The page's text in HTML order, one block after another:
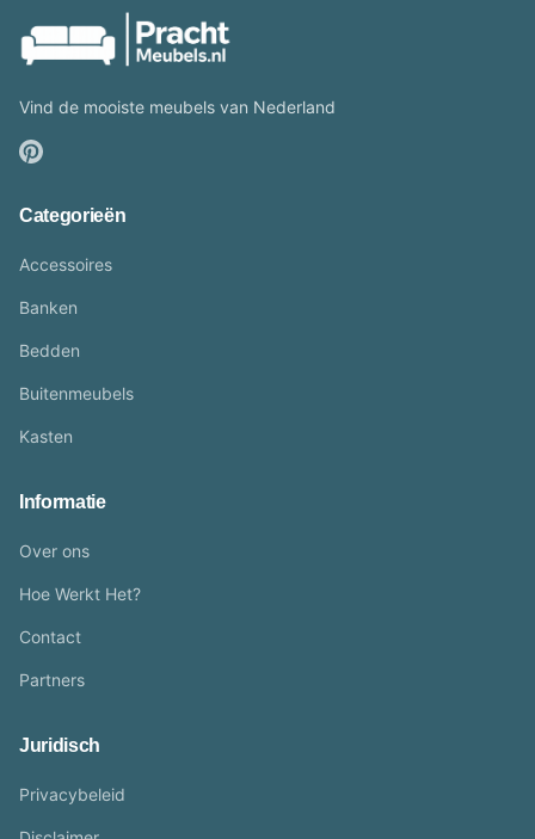
Vind de mooiste meubels van Nederland
Categorieën
Accessoires
Banken
Bedden
Buitenmeubels
Kasten
Informatie
Over ons
Hoe Werkt Het?
Contact
Partners
Juridisch
Privacybeleid